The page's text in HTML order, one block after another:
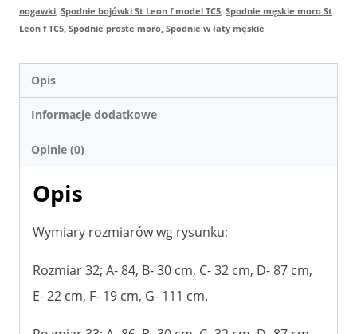
nogawki Spodnie bojówki St Leon f model TC5 Spodnie męskie moro St
Leon f TC5 Spodnie proste moro Spodnie w łaty męskie
Opis
Informacje dodatkowe
Opinie (0)
Opis
Wymiary rozmiarów wg rysunku;
Rozmiar 32; A- 84, B- 30 cm, C- 32 cm, D- 87 cm,
E- 22 cm, F- 19 cm, G- 111 cm.